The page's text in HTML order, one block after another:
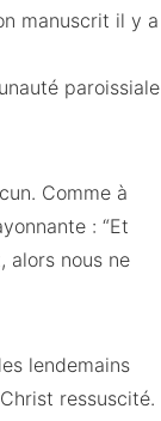
manuscrit il y a
paroissiale
Comme à
: “Et
alors nous ne
lendemains
ressuscité.